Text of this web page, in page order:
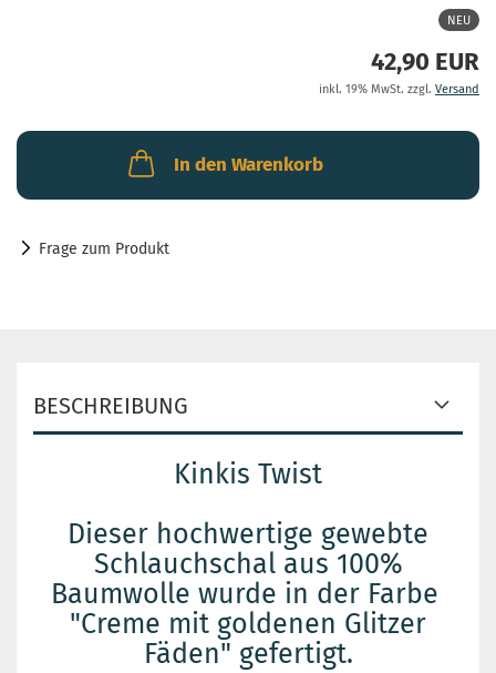
NEU
42,90 EUR
inkl. 19% MwSt. zzgl. Versand
In den Warenkorb
Frage zum Produkt
BESCHREIBUNG
Kinkis Twist
Dieser hochwertige gewebte
Schlauchschal aus 100%
Baumwolle wurde in der Farbe
"Creme mit goldenen Glitzer
Fäden" gefertigt.